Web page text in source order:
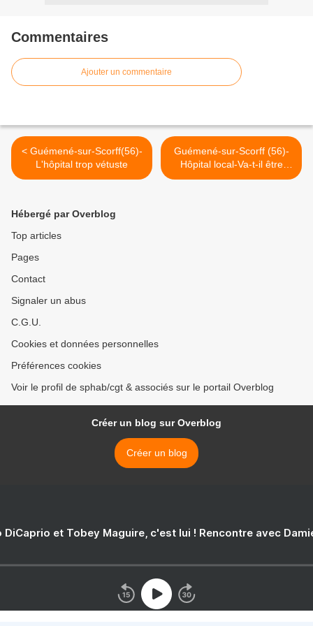
Commentaires
Ajouter un commentaire
< Guémené-sur-Scorff(56)-
L'hôpital trop vétuste
Guémené-sur-Scorff (56)-
Hôpital local-Va-t-il être
contraint à la fermeture ? >
Hébergé par Overblog
Top articles
Pages
Contact
Signaler un abus
C.G.U.
Cookies et données personnelles
Préférences cookies
Voir le profil de sphab/cgt & associés sur le portail Overblog
Créer un blog sur Overblog
Créer un blog
DiCaprio et Tobey Maguire, c'est lui ! Rencontre avec